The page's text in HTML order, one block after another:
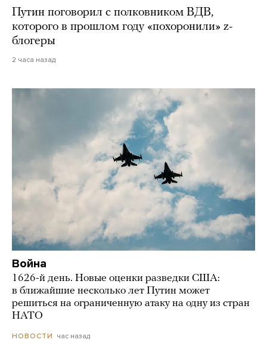
Путин поговорил с полковником ВДВ,
которого в прошлом году «похоронили» z-
блогеры
2 часа назад
Война
1626-й день. Новые оценки разведки США:
в ближайшие несколько лет Путин может
решиться на ограниченную атаку на одну из стран
НАТО
НОВОСТИ час назад